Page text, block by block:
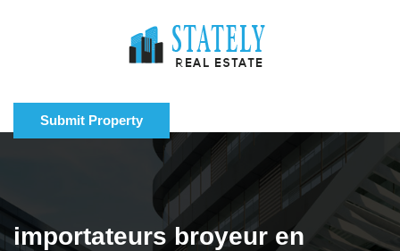
Submit Property
importateurs broyeur en